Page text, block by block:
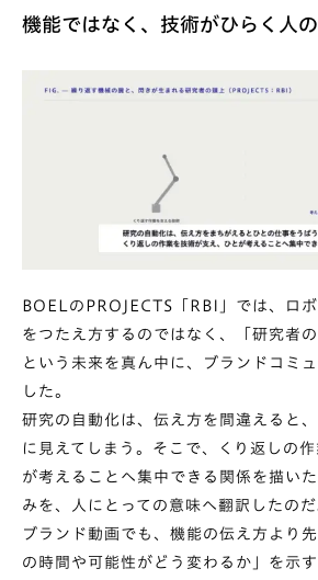
機能ではなく、技術がひらく人
BOELのPROJECTS「RBI」では、ロ
をつたえ方するのではなく、「研究者
という未来を真ん中に、ブランドコミ
した。
研究の自動化は、伝え方を間違えると
に見えてしまう。そこで、くり返しの
が考えることへ集中できる関係を描い
みを、人にとっての意味へ翻訳したのだ
ブランド動画でも、機能の伝え方より
の時間や可能性がどう変わるか」を示